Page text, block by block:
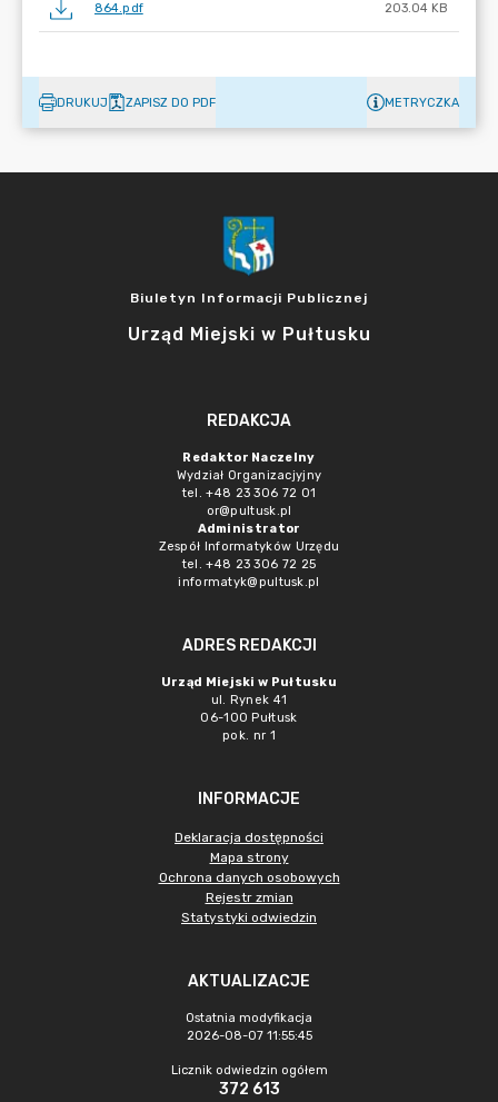
864.pdf 203.04 KB
DRUKUJ ZAPISZ DO PDF METRYCZKA
Biuletyn Informacji Publicznej
Urząd Miejski w Pułtusku
REDAKCJA
Redaktor Naczelny
Wydział Organizacjyjny
tel. +48 23 306 72 01
or@pultusk.pl
Administrator
Zespół Informatyków Urzędu
tel. +48 23 306 72 25
informatyk@pultusk.pl
ADRES REDAKCJI
Urząd Miejski w Pułtusku
ul. Rynek 41
06-100 Pułtusk
pok. nr 1
INFORMACJE
Deklaracja dostępności
Mapa strony
Ochrona danych osobowych
Rejestr zmian
Statystyki odwiedzin
AKTUALIZACJE
Ostatnia modyfikacja
2026-08-07 11:55:45
Licznik odwiedzin ogółem
372 613